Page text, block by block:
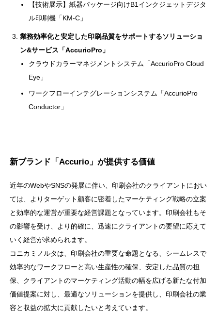
【技術展示】紙器パッケージ向けB1インクジェットデジタ
ル印刷機「KM-C」
業務効率化と安定した印刷品質をサポートするソリューショ
ン&サービス「AccurioPro」
クラウドカラーマネジメントシステム「AccurioPro Cloud
Eye」
ワークフローインテグレーションシステム「AccurioPro
Conductor」
新ブランド「Accurio」が提供する価値
近年のWebやSNSの発展に伴い、印刷会社のクライアントにおい
ては、よりターゲット顧客に密着したマーケティング戦略の立案
と効率的な運営が重要な経営課題となっています。印刷会社もそ
の影響を受け、より的確に、迅速にクライアントの要望に応えて
いく経営が求められます。
コニカミノルタは、印刷会社の重要な命題となる、シームレスで
効率的なワークフローと高い生産性の確保、安定した品質の担
保、クライアントのマーケティング活動の幅を広げる新たな付加
価値提案に対し、最適なソリューションを提供し、印刷会社の業
容と収益の拡大に貢献したいと考えています。